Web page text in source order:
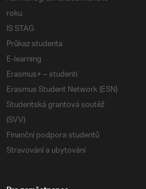
roku
IS STAG
Průkaz studenta
E-learning
Erasmus+ – studenti
Erasmus Student Network (ESN)
Studentská grantová soutěž
(SVV)
Finanční podpora studentů
Stravování a ubytování